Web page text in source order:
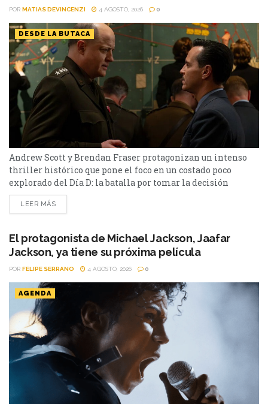
POR MATIAS DEVINCENZI 4 AGOSTO, 2026 0
DESDE LA BUTACA
Andrew Scott y Brendan Fraser protagonizan un intenso
thriller histórico que pone el foco en un costado poco
explorado del Día D: la batalla por tomar la decisión
correcta cuando el tiempo podía definir el destino de
miles de personas en Pressure. Después de décadas de
encontrar una historia inédita sobre uno...
LEER MÁS
El protagonista de Michael Jackson, Jaafar
Jackson, ya tiene su próxima película
POR FELIPE SERRANO 4 AGOSTO, 2026 0
AGENDA